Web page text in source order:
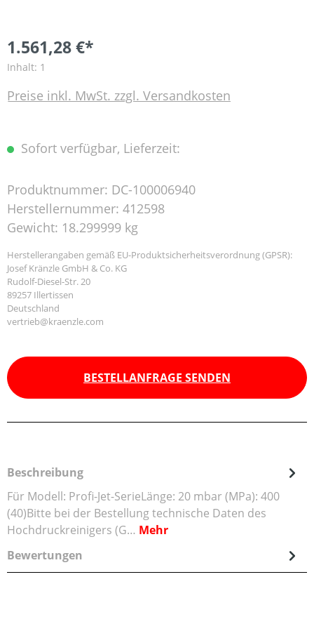
1.561,28 €*
Inhalt: 1
Preise inkl. MwSt. zzgl. Versandkosten
Sofort verfügbar, Lieferzeit:
Produktnummer: DC-100006940
Herstellernummer: 412598
Gewicht: 18.299999 kg
Herstellerangaben gemäß EU-Produktsicherheitsverordnung (GPSR):
Josef Kränzle GmbH & Co. KG
Rudolf-Diesel-Str. 20
89257 Illertissen
Deutschland
vertrieb@kraenzle.com
BESTELLANFRAGE SENDEN
Beschreibung
Für Modell: Profi-Jet-SerieLänge: 20 mbar (MPa): 400
(40)Bitte bei der Bestellung technische Daten des
Hochdruckreinigers (G… Mehr
Bewertungen